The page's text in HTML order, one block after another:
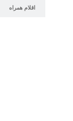
اقلام همراه